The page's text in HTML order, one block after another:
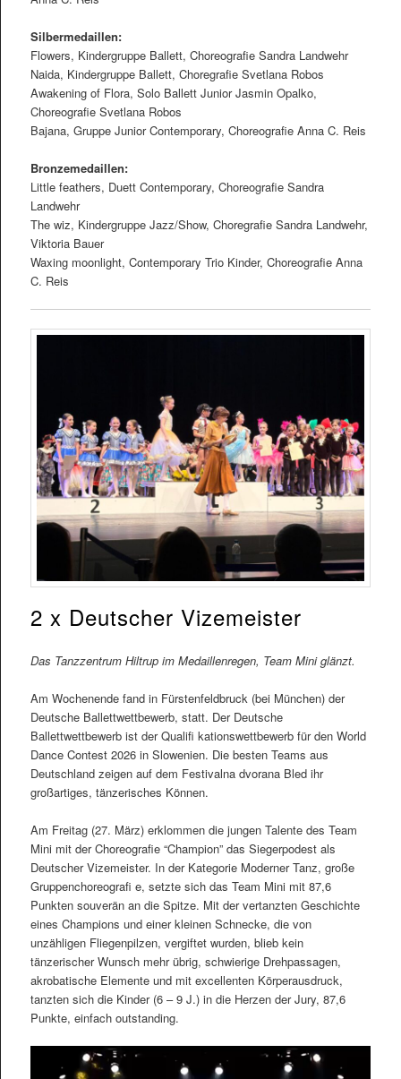
Silbermedaillen:
Flowers, Kindergruppe Ballett, Choreograﬁe Sandra Landwehr
Naida, Kindergruppe Ballett, Choregraﬁe Svetlana Robos
Awakening of Flora, Solo Ballett Junior Jasmin Opalko,
Choreograﬁe Svetlana Robos
Bajana, Gruppe Junior Contemporary, Choreograﬁe Anna C. Reis
Bronzemedaillen:
Little feathers, Duett Contemporary, Choreograﬁe Sandra
Landwehr
The wiz, Kindergruppe Jazz/Show, Choregraﬁe Sandra Landwehr,
Viktoria Bauer
Waxing moonlight, Contemporary Trio Kinder, Choreograﬁe Anna
C. Reis
2 x Deutscher Vizemeister
Das Tanzzentrum Hiltrup im Medaillenregen, Team Mini glänzt.
Am Wochenende fand in Fürstenfeldbruck (bei München) der
Deutsche Ballettwettbewerb, statt. Der Deutsche
Ballettwettbewerb ist der Qualifi kationswettbewerb für den World
Dance Contest 2026 in Slowenien. Die besten Teams aus
Deutschland zeigen auf dem Festivalna dvorana Bled ihr
großartiges, tänzerisches Können.
Am Freitag (27. März) erklommen die jungen Talente des Team
Mini mit der Choreografie “Champion” das Siegerpodest als
Deutscher Vizemeister. In der Kategorie Moderner Tanz, große
Gruppenchoreografi e, setzte sich das Team Mini mit 87,6
Punkten souverän an die Spitze. Mit der vertanzten Geschichte
eines Champions und einer kleinen Schnecke, die von
unzähligen Fliegenpilzen, vergiftet wurden, blieb kein
tänzerischer Wunsch mehr übrig, schwierige Drehpassagen,
akrobatische Elemente und mit excellenten Körperausdruck,
tanzten sich die Kinder (6 – 9 J.) in die Herzen der Jury, 87,6
Punkte, einfach outstanding.